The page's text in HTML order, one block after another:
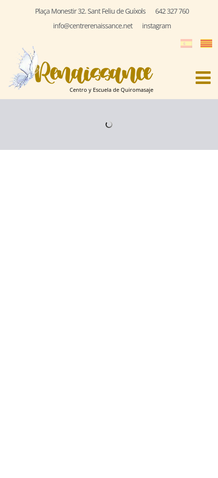
Plaça Monestir 32. Sant Feliu de Guíxols
642 327 760
info@centrerenaissance.net
instagram
Centro y Escuela de Quiromasaje